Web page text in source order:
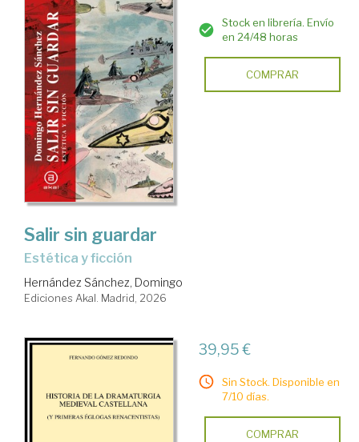
Stock en librería. Envío
en 24/48 horas
COMPRAR
Salir sin guardar
Estética y ficción
Hernández Sánchez, Domingo
Ediciones Akal. Madrid, 2026
39,95 €
Sin Stock. Disponible en
7/10 días.
COMPRAR